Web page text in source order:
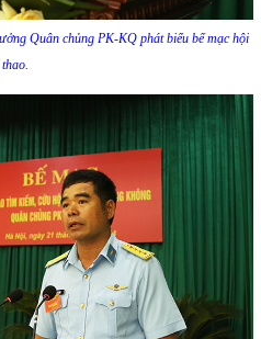
Quân chủng PK-KQ phát biểu bế mạc hội
thao.